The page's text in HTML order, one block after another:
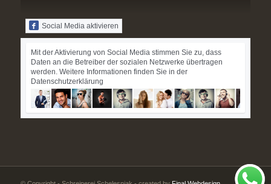
Social Media aktivieren
Mit der Aktivierung von Social Media stimmen Sie zu, dass
Daten an die Betreiber der sozialen Netzwerke übertragen
werden. Weitere Informationen finden Sie in der
Datenschutzerklärung